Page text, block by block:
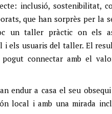
inclusió, sostenibilitat,
que han sorprès per
un taller pràctic on els
i els usuaris del taller. El
connectar amb el
endur a casa el seu
local i amb una mirada